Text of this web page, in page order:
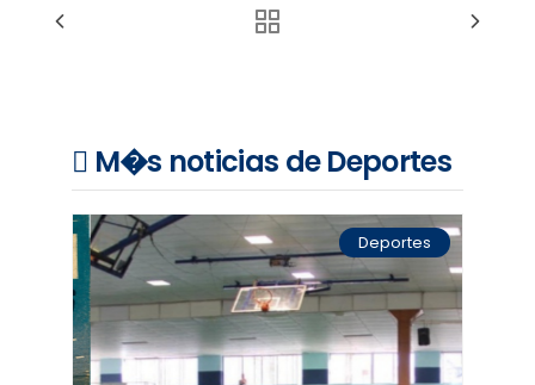
M�s noticias de Deportes
Deportes